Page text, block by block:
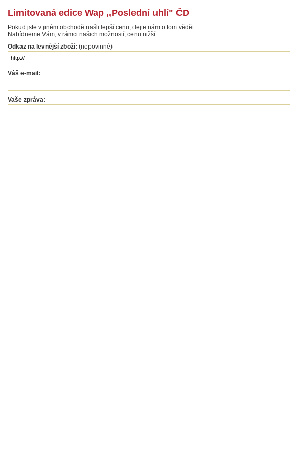
Limitovaná edice Wap ,,Poslední uhlí" ČD
Pokud jste v jiném obchodě našli lepší cenu, dejte nám o tom vědět.
Nabídneme Vám, v rámci našich možností, cenu nižší.
Odkaz na levnější zboží: (nepovinné)
Váš e-mail:
Vaše zpráva: